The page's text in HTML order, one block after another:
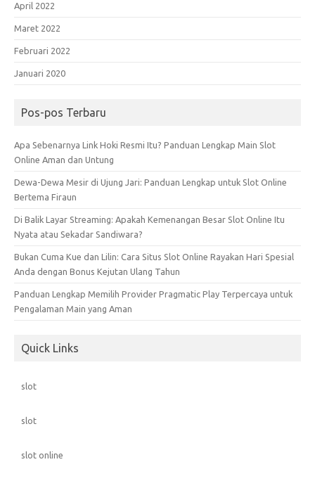
April 2022
Maret 2022
Februari 2022
Januari 2020
Pos-pos Terbaru
Apa Sebenarnya Link Hoki Resmi Itu? Panduan Lengkap Main Slot
Online Aman dan Untung
Dewa-Dewa Mesir di Ujung Jari: Panduan Lengkap untuk Slot Online
Bertema Firaun
Di Balik Layar Streaming: Apakah Kemenangan Besar Slot Online Itu
Nyata atau Sekadar Sandiwara?
Bukan Cuma Kue dan Lilin: Cara Situs Slot Online Rayakan Hari Spesial
Anda dengan Bonus Kejutan Ulang Tahun
Panduan Lengkap Memilih Provider Pragmatic Play Terpercaya untuk
Pengalaman Main yang Aman
Quick Links
slot
slot
slot online